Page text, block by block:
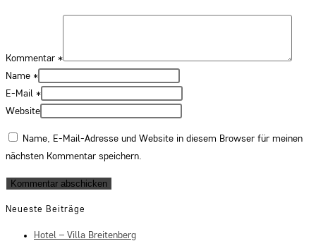
Kommentar *
Name *
E-Mail *
Website
Name, E-Mail-Adresse und Website in diesem Browser für meinen
nächsten Kommentar speichern.
Neueste Beiträge
Hotel – Villa Breitenberg